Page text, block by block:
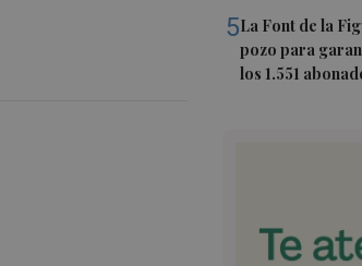
5La Font de la
pozo para
los 1.551